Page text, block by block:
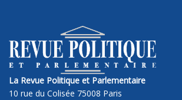
La Revue Politique et Parlementaire
10 rue du Colisée 75008 Paris